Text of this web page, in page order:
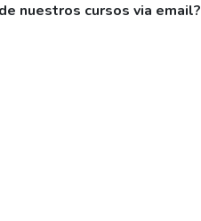
nuestros cursos via email?